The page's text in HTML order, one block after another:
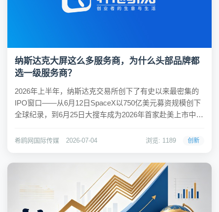
纳斯达克大屏这么多服务商，为什么头部品牌都
选一级服务商？
2026年上半年，纳斯达克交易所创下了有史以来最密集的
IPO窗口——从6月12日SpaceX以750亿美元募资规模创下
全球纪录，到6月25日大搜车成为2026年首家赴美上市中国
斯达克，时代广场的纳斯达克大屏一次又一次成为全球媒
希鸥网国际传媒 2026-07-04 浏览: 1189 创新